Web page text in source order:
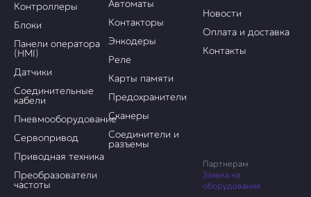
Контроллеры
Блоки
Панели оператора
(HMI)
Датчики
Соединительные
кабели
Пневмооборудование
Сервопривод
Приводная техника
Преобразователи
частоты
Автоматы
Контакторы
Энкодеры
Реле
Карты памяти
Предохранители
Сканеры
Соединители и
разъемы
Новости
Оплата и доставка
Контакты
Партнерам
Заявка на
оборудование